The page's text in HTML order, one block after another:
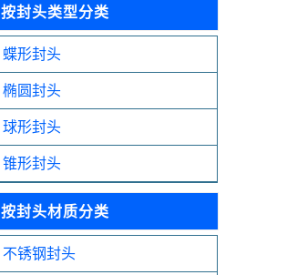
按封头类型分类
蝶形封头
椭圆封头
球形封头
锥形封头
按封头材质分类
不锈钢封头